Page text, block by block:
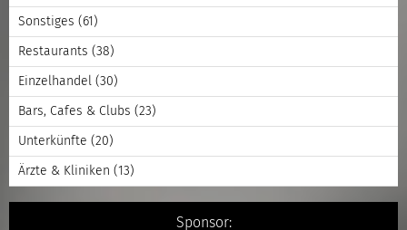
Sonstiges (61)
Restaurants (38)
Einzelhandel (30)
Bars, Cafes & Clubs (23)
Unterkünfte (20)
Ärzte & Kliniken (13)
Sponsor: